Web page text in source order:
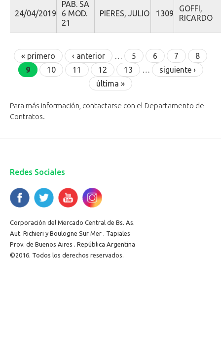
24/04/2019
PAB. SA
6 MOD.
21
PIERES, JULIO 1309
GOFFI,
RICARDO
Páginas
« primero ‹ anterior … 5 6 7
8
9
10 11 12 13 …
siguiente ›
última »
Para más información, contactarse con el Departamento de
Contratos.
Redes Sociales
Corporación del Mercado Central de Bs. As.
Aut. Richieri y Boulogne Sur Mer . Tapiales
Prov. de Buenos Aires . República Argentina
©2016. Todos los derechos reservados.